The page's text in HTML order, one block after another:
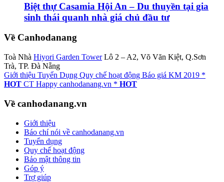
Biệt thự Casamia Hội An – Du thuyền tại gia
sinh thái quanh nhà giá chủ đầu tư
Về Canhodanang
Toà Nhà Hiyori Garden TowerLô 2 – A2, Võ Văn Kiệt, Q.Sơn
Trà, TP. Đà Nẵng
Giới thiệu Tuyển Dụng Quy chế hoạt động Báo giá KM 2019 *
HOT CT Happy canhodanang.vn * HOT
Về canhodanang.vn
Giới thiệu
Báo chí nói về canhodanang.vn
Tuyển dụng
Quy chế hoạt động
Bảo mật thông tin
Góp ý
Trợ giúp